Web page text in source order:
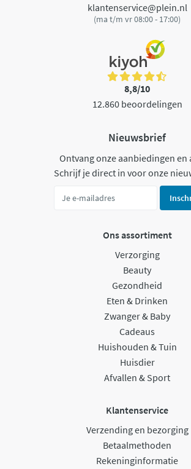
klantenservice@plein.nl
(ma t/m vr 08:00 - 17:00)
8,8/10
12.860 beoordelingen
Nieuwsbrief
Ontvang onze aanbiedingen en
Schrijf je direct in voor onze
Ons assortiment
Verzorging
Beauty
Gezondheid
Eten & Drinken
Zwanger & Baby
Cadeaus
Huishouden & Tuin
Huisdier
Afvallen & Sport
Klantenservice
Verzending en bezorging
Betaalmethoden
Rekeninginformatie